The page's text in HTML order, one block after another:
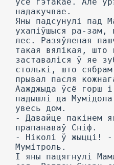
надакучвае.
Яны падсунулі пад
ухапіўшыся ра-зам,
лес. Разяўленая
такая вялікая, што
заставаліся ў яе
столькі, што
прывал пасля
Аажджыда ўсё горш
падышлі да
увесь дом.
- Давайце пакінем
прапанаваў Сніф.
- Ніколі ў жыцці! -
Мумітроль.
I яны пацягнулі